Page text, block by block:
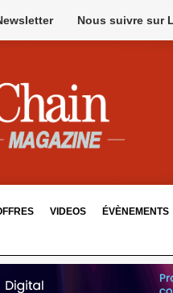
Nous suivre sur
VIDEOS ÉVÈNEMENTS